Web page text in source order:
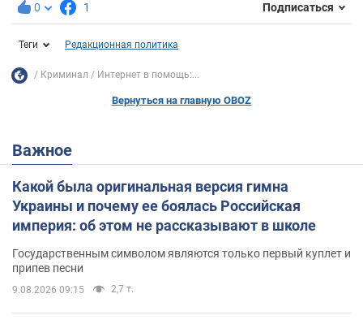
0 1 Подписаться
Теги Редакционная политика
Криминал Интернет в помощь:...
Вернуться на главную OBOZ
Важное
Какой была оригинальная версия гимна
Украины и почему ее боялась Российская
империя: об этом не рассказывают в школе
Государственным символом являются только первый куплет и
припев песни
9.08.2026 09:15 2,7 т.